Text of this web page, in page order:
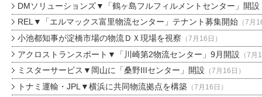
DMソリューションズ▼「鶴ヶ島フルフィルメントセンター」開設
REL▼「エルマックス富里物流センター」テナント募集開始（7月
小池都知事が淀橋市場の物流ＤＸ現場を視察 （7月16日）
アクロストランスポート▼「川崎第2物流センター」9月開設 （7月
ミスターサービス▼岡山に「桑野IIIセンター」開設 （7月16日）
トナミ運輸・JPL▼横浜に共同物流拠点を構築（7月16日）